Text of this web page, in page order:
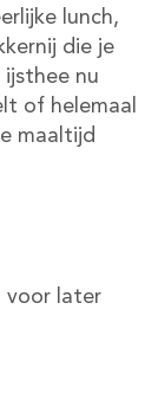
lunch,
die je
nu
of helemaal
maaltijd
voor later